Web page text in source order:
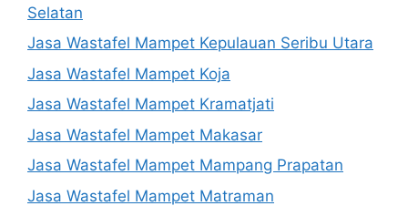
Selatan
Jasa Wastafel Mampet Kepulauan Seribu Utara
Jasa Wastafel Mampet Koja
Jasa Wastafel Mampet Kramatjati
Jasa Wastafel Mampet Makasar
Jasa Wastafel Mampet Mampang Prapatan
Jasa Wastafel Mampet Matraman